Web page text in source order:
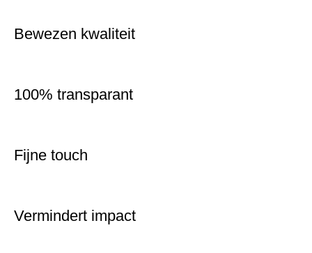
Bewezen kwaliteit
100% transparant
Fijne touch
Vermindert impact